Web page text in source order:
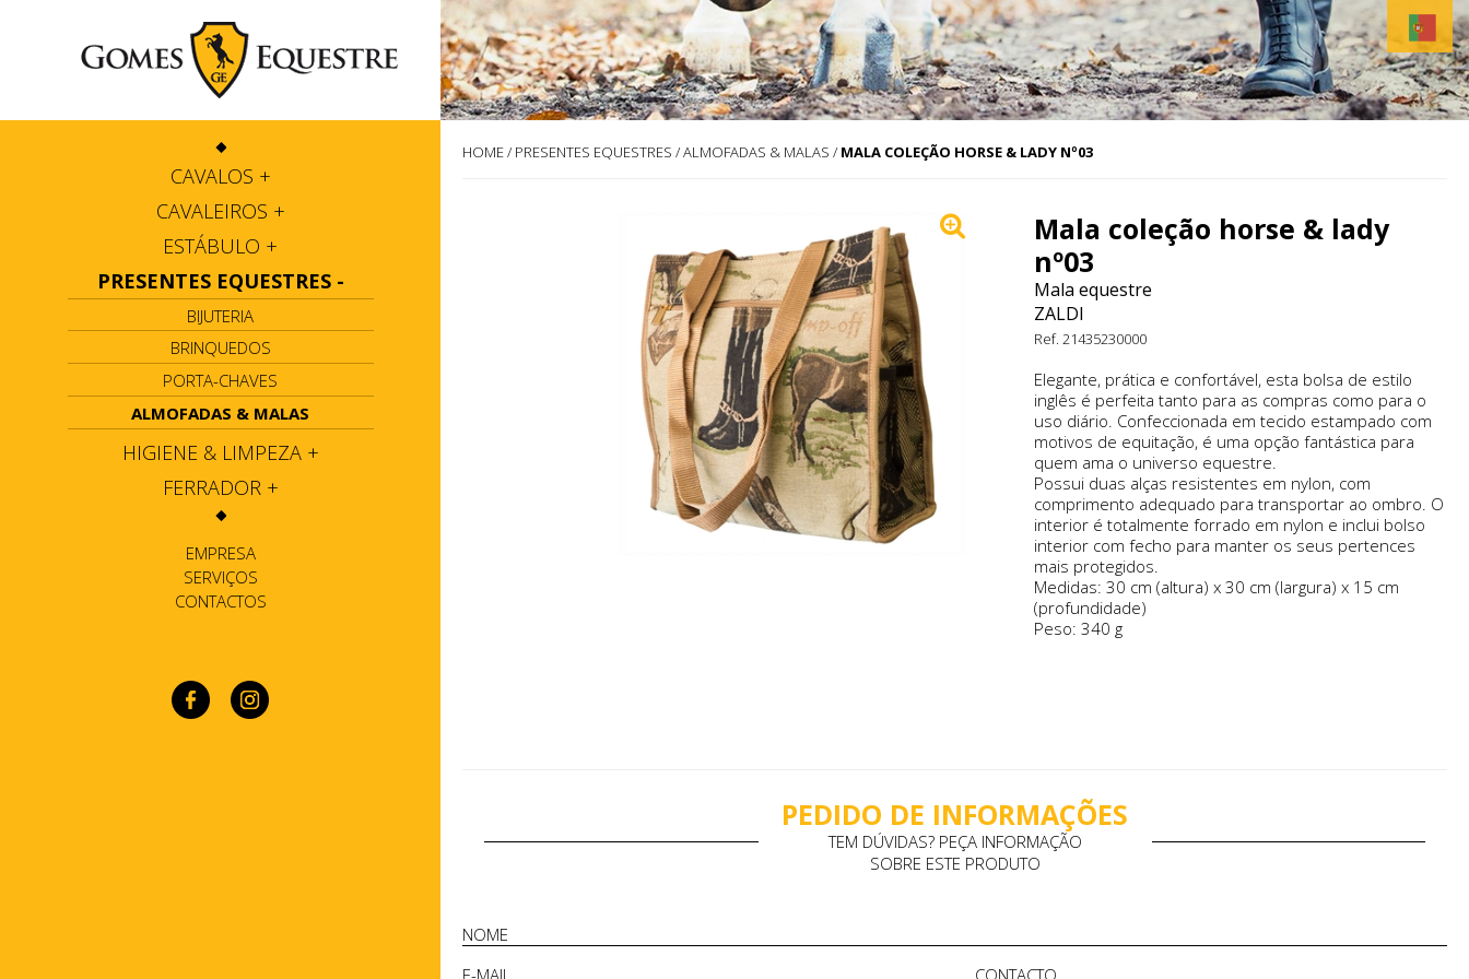
CAVALOS +
CAVALEIROS +
ESTÁBULO +
PRESENTES EQUESTRES -
BIJUTERIA
BRINQUEDOS
PORTA-CHAVES
ALMOFADAS & MALAS
HIGIENE & LIMPEZA +
FERRADOR +
EMPRESA
SERVIÇOS
CONTACTOS
HOME/ PRESENTES EQUESTRES /ALMOFADAS & MALAS / MALA COLEÇÃO HORSE & LADY Nº03
Mala coleção horse & lady
nº03
Mala equestre
ZALDI
Ref. 21435230000
Elegante, prática e confortável, esta bolsa de estilo
inglês é perfeita tanto para as compras como para o
uso diário. Confeccionada em tecido estampado com
motivos de equitação, é uma opção fantástica para
quem ama o universo equestre.
Possui duas alças resistentes em nylon, com
comprimento adequado para transportar ao ombro. O
interior é totalmente forrado em nylon e inclui bolso
interior com fecho para manter os seus pertences
mais protegidos.
Medidas: 30 cm (altura) x 30 cm (largura) x 15 cm
(profundidade)
Peso: 340 g
PEDIDO DE INFORMAÇÕES
TEM DÚVIDAS? PEÇA INFORMAÇÃO
SOBRE ESTE PRODUTO